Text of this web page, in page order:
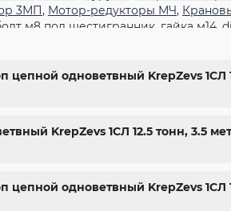
3МП, Мотор-редукторы МЧ,
м8 под шестигранник гайка м14
,стопорные гайки,магазин
цепной одноветвный KrepZevs
KrepZevs 1СЛ 12.5 тонн, 3.5
цепной одноветвный KrepZevs